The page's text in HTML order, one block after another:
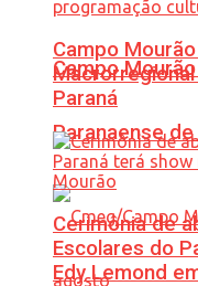
Campo
Paranaense
Campo
Paraná
Cerimônia de
Escolares do
Edy Lemond